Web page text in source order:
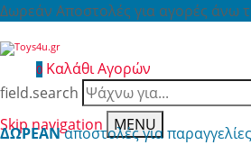
Δωρεάν Αποστολές για αγορές άνω
0 Καλάθι Αγορών
field.search
Skip navigation
MENU
ΔΩΡΕΑΝαποστολές για